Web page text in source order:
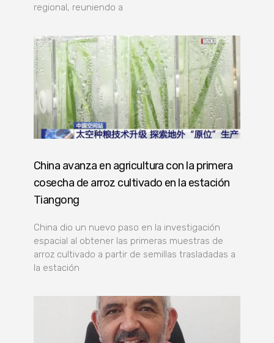
regional, reuniendo a
China avanza en agricultura con la primera
cosecha de arroz cultivado en la estación
Tiangong
China dio un nuevo paso en la investigación
espacial al obtener las primeras muestras de
arroz cultivado a partir de semillas trasladadas a
la estación